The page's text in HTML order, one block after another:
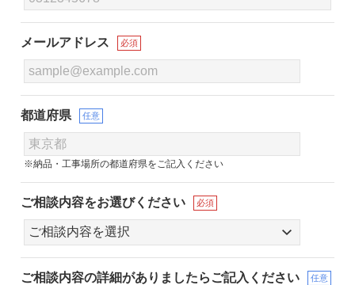
メールアドレス 必須
都道府県 任意
※納品・工事場所の都道府県をご記入ください
ご相談内容をお選びください 必須
ご相談内容の詳細がありましたらご記入ください 任意